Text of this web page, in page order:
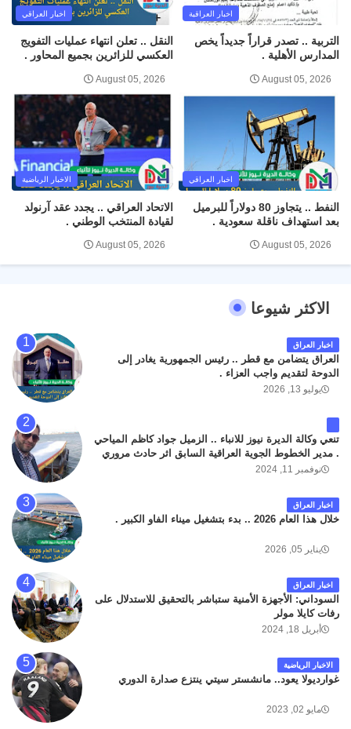
اخبار العراقية
التربية .. تصدر قراراً جديداً يخص
المدارس الأهلية .
August 05, 2026
اخبار العراقي
النقل .. تعلن انتهاء عمليات التفويج
العكسي للزائرين بجميع المحاور .
August 05, 2026
اخبار العراقي
النفط .. يتجاوز 80 دولاراً للبرميل
بعد استهداف ناقلة سعودية .
August 05, 2026
الاخبار الرياضية
الاتحاد العراقي .. يجدد عقد آرنولد
لقيادة المنتخب الوطني .
August 05, 2026
الاكثر شيوعا
اخبار العراق
العراق يتضامن مع قطر .. رئيس الجمهورية يغادر إلى
الدوحة لتقديم واجب العزاء .
يوليو 13, 2026
تنعي وكالة الديرة نيوز للانباء .. الزميل جواد كاظم المياحي
. مدير الخطوط الجوية العراقية السابق اثر حادث مروري
داخل مطار البصرة الدولي اليوم الاثنين على الطريق
كان سبب الحادث يعود لتصادم عجلته مع عجلة نوع كيا بنكو
تابعة لشركة الهلال الماسكة لإعمار مطار البصرة الدولي .
سائلين الله عز وجل ان يتغمد الفقيد بواسع رحمته ، و انا
نوفمبر 11, 2024
اخبار العراق
خلال هذا العام 2026 .. بدء بتشغيل ميناء الفاو الكبير .
يناير 05, 2026
اخبار العراق
السوداني: الأجهزة الأمنية ستباشر بالتحقيق للاستدلال على
رفات كايلا مولر
أبريل 18, 2024
الاخبار الرياضية
غوارديولا يعود.. مانشستر سيتي ينتزع صدارة الدوري
مايو 02, 2023